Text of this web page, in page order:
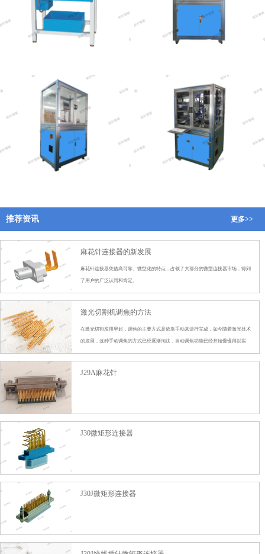
推荐资讯 更多>>
麻花针连接器的新发展
麻花针连接器凭借高可靠、微型化的特点，占领了大部分的微型连接器市场，得到
了用户的广泛认同和肯定。
激光切割机调焦的方法
在激光切割应用早起，调焦的主要方式是依靠手动来进行完成，如今随着激光技术
的发展，这种手动调焦的方式已经逐渐淘汰，自动调焦功能已经开始慢慢得以实
现，例如高能激光的全系列激光切割机都以配备全自动调焦功能。
J29A麻花针
J30微矩形连接器
J30J微矩形连接器